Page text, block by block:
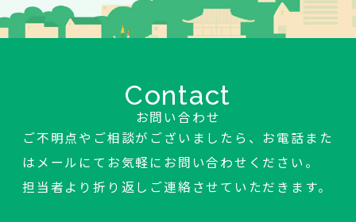
お問い合わせ
Contact
ご不明点やご相談がございましたら、お電話また
はメールにてお気軽にお問い合わせください。
担当者より折り返しご連絡させていただきます。